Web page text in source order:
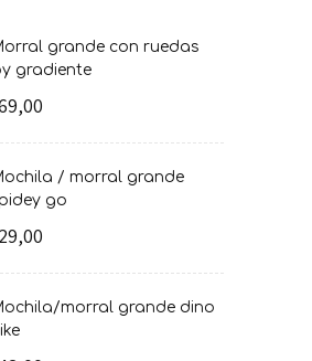
gradiente
go
dino